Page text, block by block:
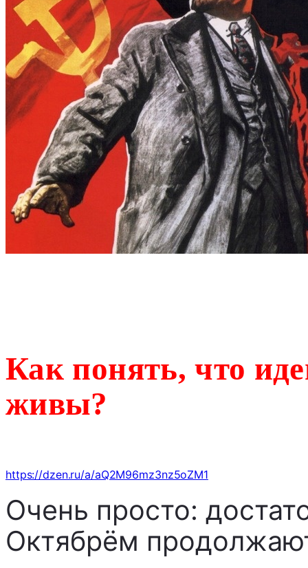
Как понять, что
живы?
https://dzen.ru/a/aQ2M96mz3nz5oZM1
Очень просто:
Октябрём